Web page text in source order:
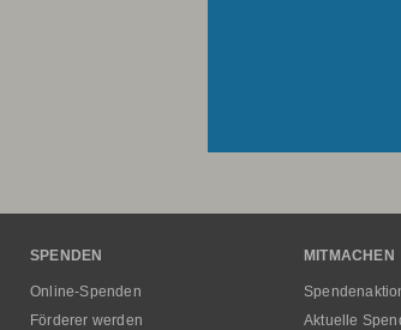
SPENDEN
Online-Spenden
Förderer werden
MITMACHEN
Aktuelle